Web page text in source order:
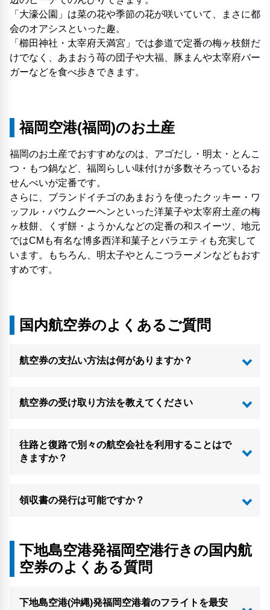
「大濠公園」は菜の花や季節の花が咲いていて、まさに都
会のオアシスといった趣。
「櫛田神社・太宰府天満宮」では参道で定番の梅ヶ枝餅だ
けでなく、あまおう苺の団子や大福、豚まんや太宰府バー
ガーなどを食べ歩きできます。
福岡空港(福岡)のお土産
福岡のお土産でおすすめなのは、アゴだし・明太・とんこ
つ・もつ鍋など、福岡らしい味付けが多数そろっているお
せんべいが定番です。
さらに、ブランドイチゴのあまおうを使ったクッキー・ワ
ッフル・バウムクーヘンといった洋菓子や太宰府土産の梅
ヶ枝餅、くず餅・ようかんなどの定番の和スイーツ、地元
ではCMも有名な博多西洋和菓子とバラエティも充実して
います。もちろん、明太子やとんこつラーメンなどもおす
すめです。
国内航空券のよくあるご質問
航空券の支払い方法は何がありますか？
航空券の受け取り方法を教えてください
往路と復路で別々の航空会社を利用することはで
きますか？
領収書の発行は可能ですか？
下地島空港発福岡空港行きの国内航
空券のよくある質問
下地島空港(沖縄)発福岡空港着のフライトを最安